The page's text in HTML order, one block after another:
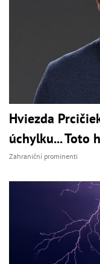
Hviezda
úchylku... Toto
Zahraniční prominenti